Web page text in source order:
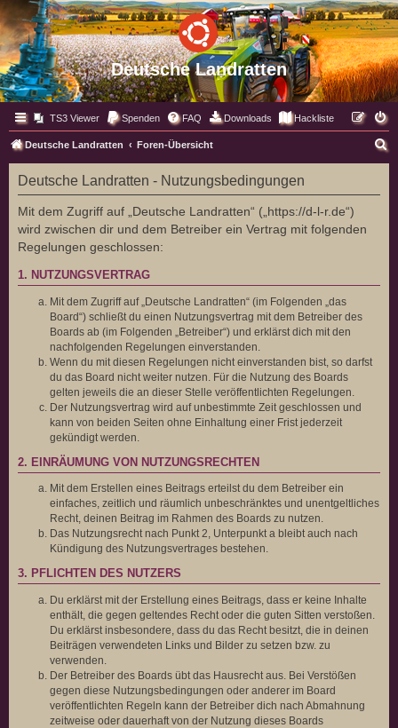
Deutsche Landratten
TS3 Viewer Spenden FAQ Downloads Hackliste
Deutsche Landratten Foren-Übersicht
u
Deutsche Landratten - Nutzungsbedingungen
Mit dem Zugriff auf „Deutsche Landratten“ („https://d-l-r.de“)
wird zwischen dir und dem Betreiber ein Vertrag mit folgenden
Regelungen geschlossen:
1. NUTZUNGSVERTRAG
Mit dem Zugriff auf „Deutsche Landratten“ (im Folgenden „das
Board“) schließt du einen Nutzungsvertrag mit dem Betreiber des
Boards ab (im Folgenden „Betreiber“) und erklärst dich mit den
nachfolgenden Regelungen einverstanden.
Wenn du mit diesen Regelungen nicht einverstanden bist, so darfst
du das Board nicht weiter nutzen. Für die Nutzung des Boards
gelten jeweils die an dieser Stelle veröffentlichten Regelungen.
Der Nutzungsvertrag wird auf unbestimmte Zeit geschlossen und
kann von beiden Seiten ohne Einhaltung einer Frist jederzeit
gekündigt werden.
2. EINRÄUMUNG VON NUTZUNGSRECHTEN
Mit dem Erstellen eines Beitrags erteilst du dem Betreiber ein
einfaches, zeitlich und räumlich unbeschränktes und unentgeltliches
Recht, deinen Beitrag im Rahmen des Boards zu nutzen.
Das Nutzungsrecht nach Punkt 2, Unterpunkt a bleibt auch nach
Kündigung des Nutzungsvertrages bestehen.
3. PFLICHTEN DES NUTZERS
Du erklärst mit der Erstellung eines Beitrags, dass er keine Inhalte
enthält, die gegen geltendes Recht oder die guten Sitten verstoßen.
Du erklärst insbesondere, dass du das Recht besitzt, die in deinen
Beiträgen verwendeten Links und Bilder zu setzen bzw. zu
verwenden.
Der Betreiber des Boards übt das Hausrecht aus. Bei Verstößen
gegen diese Nutzungsbedingungen oder anderer im Board
veröffentlichten Regeln kann der Betreiber dich nach Abmahnung
zeitweise oder dauerhaft von der Nutzung dieses Boards